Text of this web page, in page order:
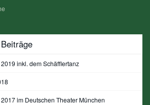
inkl. dem Schäfflertanz
im Deutschen Theater München